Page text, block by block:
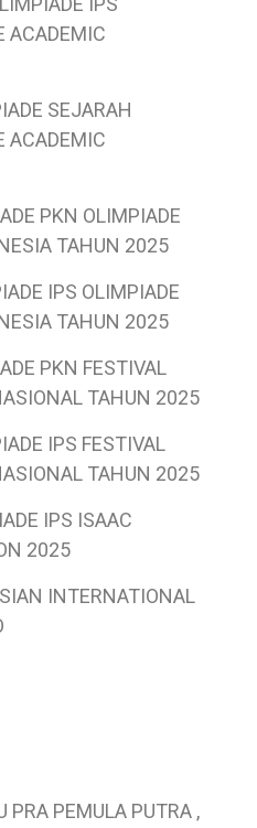
ACADEMIC
SEJARAH
ACADEMIC
PKN OLIMPIADE
TAHUN 2025
IPS OLIMPIADE
TAHUN 2025
PKN FESTIVAL
TAHUN 2025
IPS FESTIVAL
TAHUN 2025
IPS ISAAC
2025
INTERNATIONAL
PRA PEMULA PUTRA ,